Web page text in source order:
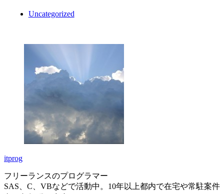
Uncategorized
itprog
フリーランスのプログラマー
SAS、C、VBなどで活動中。10年以上都内で在宅や常駐案件